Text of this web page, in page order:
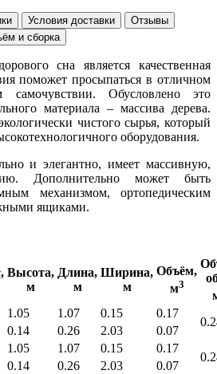
Условия доставки
Отзывы
и сборка
сна является качественная
поможет просыпаться в отличном
Обусловлено это
материала – массива дерева.
чистого сырья, который
оборудования.
и элегантно, имеет массивную,
Дополнительно может быть
механизмом, ортопедическим
ящиками.
Высота,
м
Длина,
м
Ширина,
м
Объём,
м3
1.05 1.07 0.15 0.17
0.14 0.26 2.03
0.07
1.05 1.07 0.15 0.17
0.14 0.26 2.03
0.07